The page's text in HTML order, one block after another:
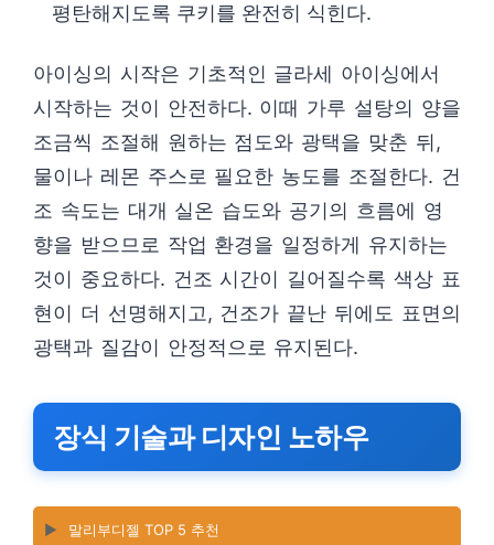
평탄해지도록 쿠키를 완전히 식힌다.
아이싱의 시작은 기초적인 글라세 아이싱에서
시작하는 것이 안전하다. 이때 가루 설탕의 양을
조금씩 조절해 원하는 점도와 광택을 맞춘 뒤,
물이나 레몬 주스로 필요한 농도를 조절한다. 건
조 속도는 대개 실온 습도와 공기의 흐름에 영
향을 받으므로 작업 환경을 일정하게 유지하는
것이 중요하다. 건조 시간이 길어질수록 색상 표
현이 더 선명해지고, 건조가 끝난 뒤에도 표면의
광택과 질감이 안정적으로 유지된다.
장식 기술과 디자인 노하우
▶️ 말리부디젤 TOP 5 추천